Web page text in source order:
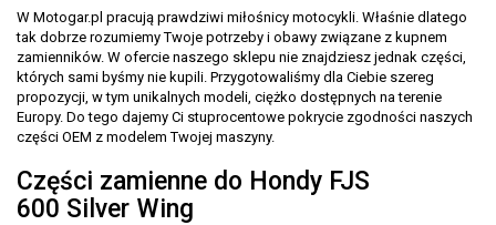
W Motogar.pl pracują prawdziwi miłośnicy motocykli. Właśnie dlatego
tak dobrze rozumiemy Twoje potrzeby i obawy związane z kupnem
zamienników. W ofercie naszego sklepu nie znajdziesz jednak części,
których sami byśmy nie kupili. Przygotowaliśmy dla Ciebie szereg
propozycji, w tym unikalnych modeli, ciężko dostępnych na terenie
Europy. Do tego dajemy Ci stuprocentowe pokrycie zgodności naszych
części OEM z modelem Twojej maszyny.
Części zamienne do Hondy FJS
600 Silver Wing